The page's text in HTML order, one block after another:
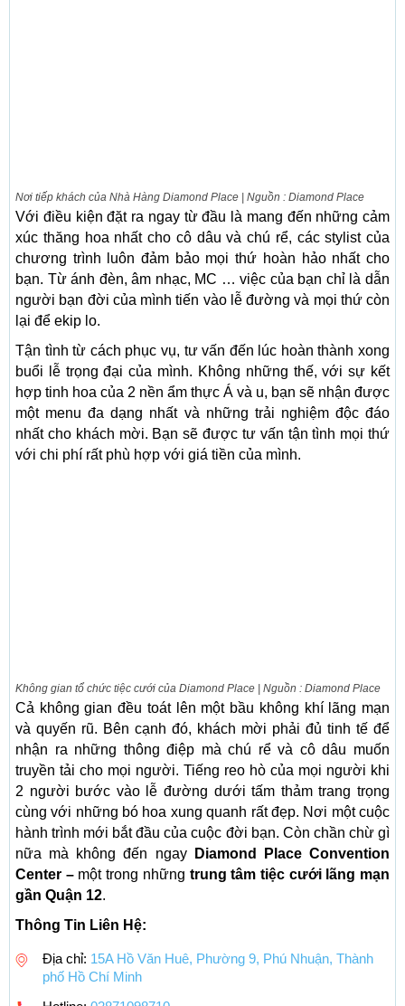
Nơi tiếp khách của Nhà Hàng Diamond Place | Nguồn : Diamond Place
Với điều kiện đặt ra ngay từ đầu là mang đến những cảm
xúc thăng hoa nhất cho cô dâu và chú rể, các stylist của
chương trình luôn đảm bảo mọi thứ hoàn hảo nhất cho
bạn. Từ ánh đèn, âm nhạc, MC … việc của bạn chỉ là dẫn
người bạn đời của mình tiến vào lễ đường và mọi thứ còn
lại để ekip lo.
Tận tình từ cách phục vụ, tư vấn đến lúc hoàn thành xong
buổi lễ trọng đại của mình. Không những thế, với sự kết
hợp tinh hoa của 2 nền ẩm thực Á và u, bạn sẽ nhận được
một menu đa dạng nhất và những trải nghiệm độc đáo
nhất cho khách mời. Bạn sẽ được tư vấn tận tình mọi thứ
với chi phí rất phù hợp với giá tiền của mình.
Không gian tổ chức tiệc cưới của Diamond Place | Nguồn : Diamond Place
Cả không gian đều toát lên một bầu không khí lãng mạn
và quyến rũ. Bên cạnh đó, khách mời phải đủ tinh tế để
nhận ra những thông điệp mà chú rể và cô dâu muốn
truyền tải cho mọi người. Tiếng reo hò của mọi người khi
2 người bước vào lễ đường dưới tấm thảm trang trọng
cùng với những bó hoa xung quanh rất đẹp. Nơi một cuộc
hành trình mới bắt đầu của cuộc đời bạn. Còn chần chừ gì
nữa mà không đến ngay
Diamond Place Convention
Center – một trong những trung tâm tiệc cưới lãng mạn
gần Quận 12.
Thông Tin Liên Hệ:
Địa chỉ: 15A Hồ Văn Huê, Phường 9, Phú Nhuận, Thành
phố Hồ Chí Minh